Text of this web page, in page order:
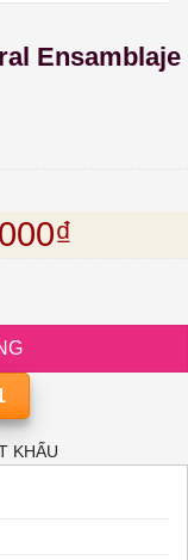
Ensamblaje
là:
₫
San Vicente
KHẤU